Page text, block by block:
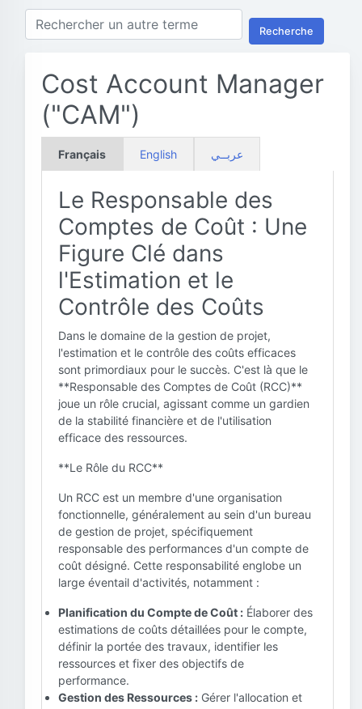
Recherche
Cost Account Manager
("CAM")
Français English عربــي
Le Responsable des
Comptes de Coût : Une
Figure Clé dans
l'Estimation et le
Contrôle des Coûts
Dans le domaine de la gestion de projet,
l'estimation et le contrôle des coûts efficaces
sont primordiaux pour le succès. C'est là que le
**Responsable des Comptes de Coût (RCC)**
joue un rôle crucial, agissant comme un gardien
de la stabilité financière et de l'utilisation
efficace des ressources.
**Le Rôle du RCC**
Un RCC est un membre d'une organisation
fonctionnelle, généralement au sein d'un bureau
de gestion de projet, spécifiquement
responsable des performances d'un compte de
coût désigné. Cette responsabilité englobe un
large éventail d'activités, notamment :
Planification du Compte de Coût : Élaborer des
estimations de coûts détaillées pour le compte,
définir la portée des travaux, identifier les
ressources et fixer des objectifs de
performance.
Gestion des Ressources : Gérer l'allocation et